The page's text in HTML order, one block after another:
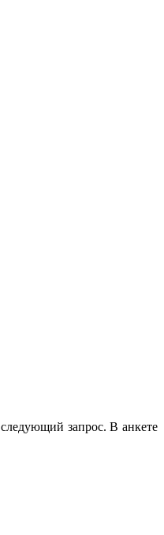
запрос. В анкете